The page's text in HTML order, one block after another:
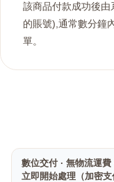
該商品付款成功後
的賬號),通常數分鐘
單。
數位交付 · 無物流運
立即開始處理（加密支